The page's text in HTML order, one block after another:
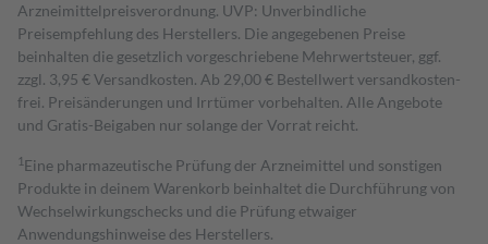
Arzneimittelpreisverordnung. UVP: Unverbindliche
Preisempfehlung des Herstellers. Die angegebenen Preise
beinhalten die gesetzlich vorgeschriebene Mehrwertsteuer, ggf.
zzgl. 3,95 € Versandkosten. Ab 29,00 € Bestell­wert versand­kosten­
frei. Preisänderungen und Irrtümer vorbehalten. Alle Angebote
und Gratis-Beigaben nur solange der Vorrat reicht.
1 Eine pharmazeutische Prüfung der Arzneimittel und sonstigen
Produkte in deinem Warenkorb beinhaltet die Durchführung von
Wechselwirkungschecks und die Prüfung etwaiger
Anwendungshinweise des Herstellers.